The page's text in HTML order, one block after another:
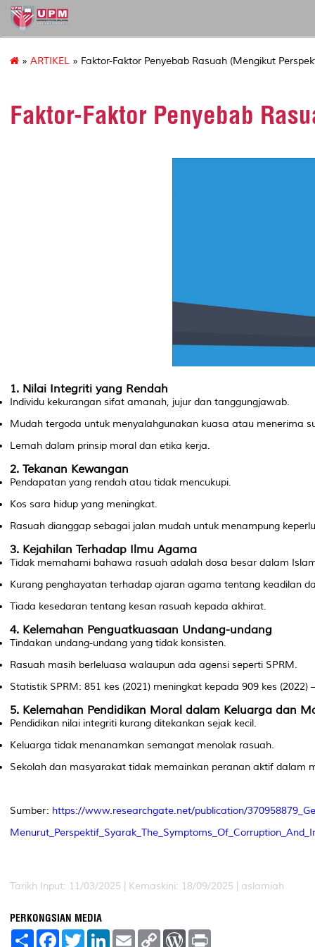
127
» ARTIKEL » Faktor-Faktor Penyebab Rasuah (Mengikut
Faktor-Faktor Penyebab
1. Nilai Integriti yang Rendah
Individu kekurangan sifat amanah, jujur dan tanggungjawab.
Mudah tergoda untuk menyalahgunakan kuasa atau menerima
Lemah dalam prinsip moral dan etika kerja.
2. Tekanan Kewangan
Pendapatan yang rendah atau tidak mencukupi.
Kos sara hidup yang meningkat.
Rasuah dianggap sebagai jalan mudah untuk menampung
3. Kejahilan Terhadap Ilmu Agama
Tidak memahami bahawa rasuah adalah dosa besar dalam
Kurang penghayatan terhadap ajaran agama tentang keadilan
Tiada kesedaran tentang kesan rasuah kepada akhirat.
4. Kelemahan Penguatkuasaan Undang-undang
Tindakan undang-undang yang tidak konsisten.
Rasuah masih berleluasa walaupun ada agensi seperti SPRM.
Statistik SPRM: 851 kes (2021) meningkat kepada 909 kes
5. Kelemahan Pendidikan Moral dalam Keluarga dan
Pendidikan nilai integriti kurang ditekankan sejak kecil.
Keluarga tidak menanamkan semangat menolak rasuah.
Sekolah dan masyarakat tidak memainkan peranan aktif dalam
Sumber: https://www.researchgate.net/publication/
Tarikh Input: 11/03/2025 | Kemaskini: 18/09/2025 | aslamiah
PERKONGSIAN MEDIA
S
F
T
L
E
C
W